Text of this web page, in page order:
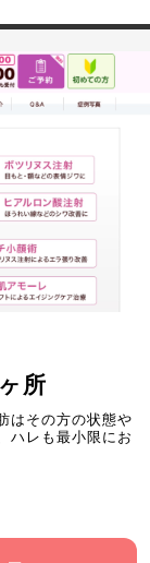
所
はその方の状態や
ハレも最小限にお